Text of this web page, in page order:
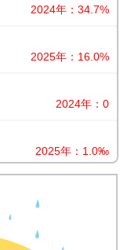
2024年：34.7%
2025年：16.0%
2024年：0
2025年：1.0‰